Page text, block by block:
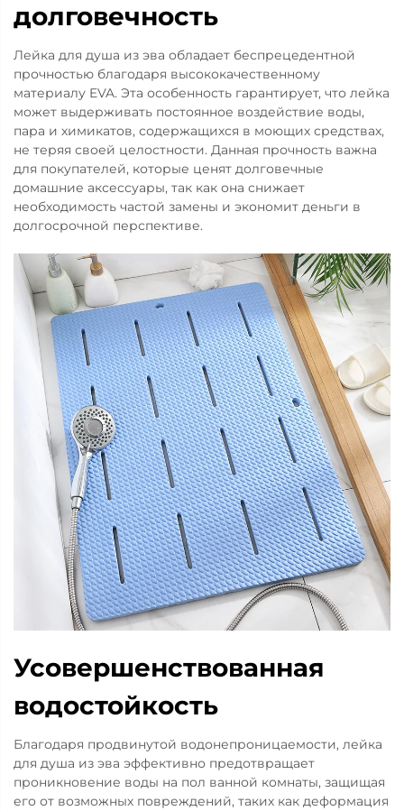
долговечность
Лейка для душа из эва обладает беспрецедентной
прочностью благодаря высококачественному
материалу EVA. Эта особенность гарантирует, что лейка
может выдерживать постоянное воздействие воды,
пара и химикатов, содержащихся в моющих средствах,
не теряя своей целостности. Данная прочность важна
для покупателей, которые ценят долговечные
домашние аксессуары, так как она снижает
необходимость частой замены и экономит деньги в
долгосрочной перспективе.
Усовершенствованная
водостойкость
Благодаря продвинутой водонепроницаемости, лейка
для душа из эва эффективно предотвращает
проникновение воды на пол ванной комнаты, защищая
его от возможных повреждений, таких как деформация